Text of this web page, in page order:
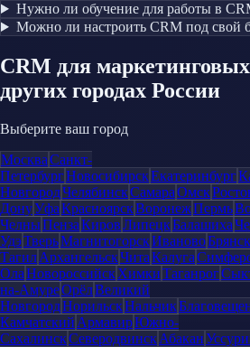
Нужно ли обучение для работы в
Можно ли настроить CRM под свой
CRM для
других городах России
Выберите ваш город
МоскваСанкт-
ПетербургНовосибирскЕкатеринбург
НовгородЧелябинскСамараОмск
ДонуУфаКрасноярскВоронежПермь
ЧелныПензаКировЛипецкБалашиха
УдэТверьМагнитогорскИвановоБрянск
ТагилАрхангельскЧитаКалуга
ОлаНовороссийскХимкиТаганрог
на-АмуреОрёлВеликий
НовгородНорильскНальчик
Камчатский АрмавирЮжно-
СахалинскСеверодвинскАбакан